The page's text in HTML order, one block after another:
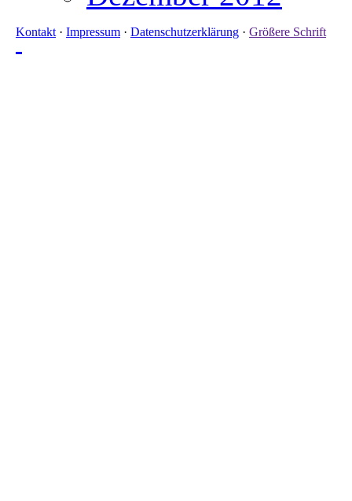
Kontakt · Impressum · Datenschutzerklärung · Größere Schrift